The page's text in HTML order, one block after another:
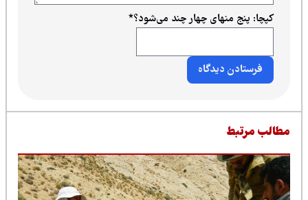
کپچا: پنج منهای چهار چند می‌شود؟*
مرتبط